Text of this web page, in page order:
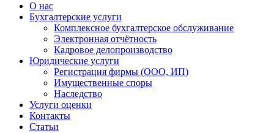
О нас
Бухгалтерские услуги
Комплексное бухгалтерское обслуживание
Электронная отчётность
Кадровое делопроизводство
Юридические услуги
Регистрация фирмы (ООО, ИП)
Имущественные споры
Наследство
Услуги оценки
Контакты
Статьи